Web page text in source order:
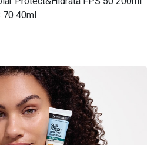
70 40ml